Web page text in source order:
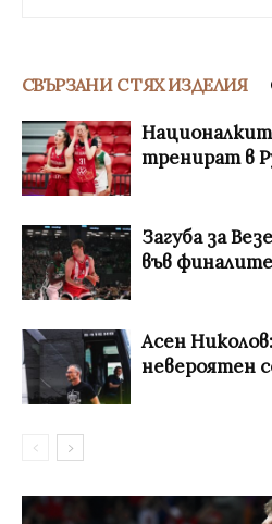
СВЪРЗАНИ С ТЯХ ИЗДЕЛИЯ
тренират в
Загуба за
във
Асен
невероятен